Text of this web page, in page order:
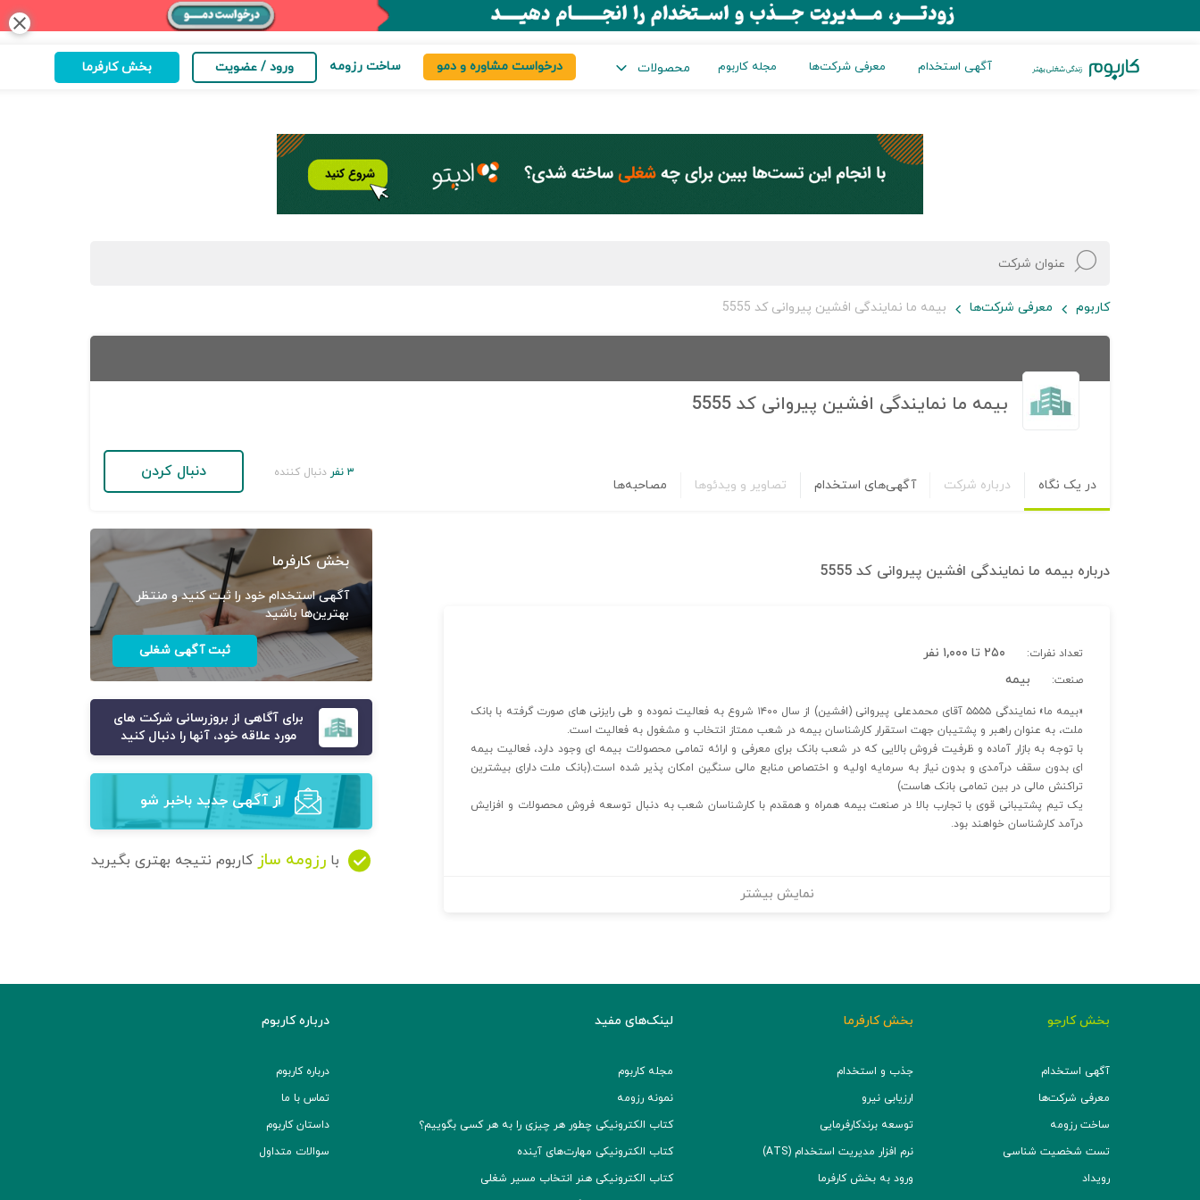
close
آگهی استخدام معرفی شرکت‌ها مجله کاربوم محصولات درخواست مشاوره و دمو ساخت رزومه ورود / عضویت بخش کارفرما
کاربوم معرفی شرکت‌ها بیمه ما نمایندگی افشین پیروانی کد 5555
بیمه ما نمایندگی افشین پیروانی کد 5555
در یک نگاه درباره شرکت آگهی‌های استخدام تصاویر و ویدئوها مصاحبه‌ها
۳ نفر دنبال کننده دنبال کردن
درباره بیمه ما نمایندگی افشین پیروانی کد 5555
تعداد نفرات: ۲۵۰ تا ۱,۰۰۰ نفر
صنعت: بیمه
«بیمه ما» نمایندگی ۵۵۵۵ آقای محمدعلی پیروانی (افشین) از سال ۱۴۰۰ شروع به فعالیت نموده و طی رایزنی های صورت گرفته با بانک
ملت، به عنوان راهبر و پشتیبان جهت استقرار کارشناسان بیمه در شعب ممتاز انتخاب و مشغول به فعالیت است.
با توجه به بازار آماده و ظرفیت فروش بالایی که در شعب بانک برای معرفی و ارائه تمامی محصولات بیمه ای وجود دارد، فعالیت بیمه
ای بدون سقف درآمدی و بدون نیاز به سرمایه اولیه و اختصاص منابع مالی سنگین امکان پذیر شده است.(بانک ملت دارای بیشترین
تراکنش مالی در بین تمامی بانک هاست)
یک تیم پشتیبانی قوی با تجارب بالا در صنعت بیمه همراه و همقدم با کارشناسان شعب به دنبال توسعه فروش محصولات و افزایش
درآمد کارشناسان خواهند بود.
نمایش بیشتر
بخش کارفرما
آگهی استخدام خود را ثبت کنید و منتظر
بهترین‌ها باشید
ثبت آگهی شغلی
برای آگاهی از بروزرسانی شرکت های
مورد علاقه خود، آنها را دنبال کنید
از آگهی‌ جدید باخبر شو
با رزومه ساز کاربوم نتیجه بهتری بگیرید
بخش کارجو
آگهی استخدام
معرفی شرکت‌ها
ساخت رزومه
تست شخصیت شناسی
رویداد
بخش کارفرما
جذب و استخدام
ارزیابی نیرو
توسعه برند‌کارفرمایی
نرم افزار مدیریت استخدام (ATS)
ورود به بخش کارفرما
لینک‌های مفید
مجله کاربوم
نمونه رزومه
کتاب الکترونیکی چطور هر چیزی را به هر کسی بگوییم؟
کتاب الکترونیکی مهارت‌های آینده
کتاب الکترونیکی هنر انتخاب مسیر شغلی
درباره کاربوم
درباره کاربوم
تماس با ما
داستان کاربوم
سوالات متداول